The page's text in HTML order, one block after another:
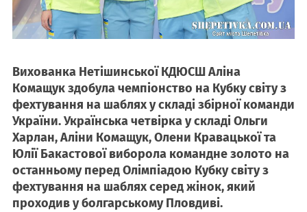
Вихованка Нетішинської КДЮСШ Аліна
Комащук здобула чемпіонство на Кубку світу з
фехтування на шаблях у складі збірної команди
України. Українська четвірка у складі Ольги
Харлан, Аліни Комащук, Олени Кравацької та
Юлії Бакастової виборола командне золото на
останньому перед Олімпіадою Кубку світу з
фехтування на шаблях серед жінок, який
проходив у болгарському Пловдиві.